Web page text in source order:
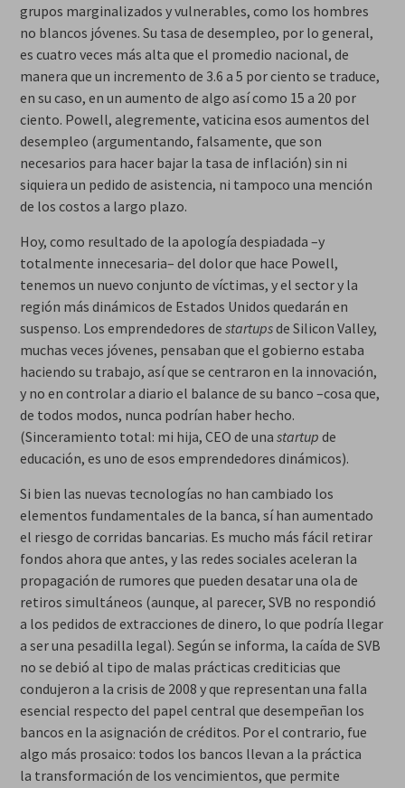
grupos marginalizados y vulnerables, como los hombres
no blancos jóvenes. Su tasa de desempleo, por lo general,
es cuatro veces más alta que el promedio nacional, de
manera que un incremento de 3.6 a 5 por ciento se traduce,
en su caso, en un aumento de algo así como 15 a 20 por
ciento. Powell, alegremente, vaticina esos aumentos del
desempleo (argumentando, falsamente, que son
necesarios para hacer bajar la tasa de inflación) sin ni
siquiera un pedido de asistencia, ni tampoco una mención
de los costos a largo plazo.
Hoy, como resultado de la apología despiadada –y
totalmente innecesaria– del dolor que hace Powell,
tenemos un nuevo conjunto de víctimas, y el sector y la
región más dinámicos de Estados Unidos quedarán en
suspenso. Los emprendedores de startupsde Silicon Valley,
muchas veces jóvenes, pensaban que el gobierno estaba
haciendo su trabajo, así que se centraron en la innovación,
y no en controlar a diario el balance de su banco –cosa que,
de todos modos, nunca podrían haber hecho.
(Sinceramiento total: mi hija, CEO de una startup de
educación, es uno de esos emprendedores dinámicos).
Si bien las nuevas tecnologías no han cambiado los
elementos fundamentales de la banca, sí han aumentado
el riesgo de corridas bancarias. Es mucho más fácil retirar
fondos ahora que antes, y las redes sociales aceleran la
propagación de rumores que pueden desatar una ola de
retiros simultáneos (aunque, al parecer, SVB no respondió
a los pedidos de extracciones de dinero, lo que podría llegar
a ser una pesadilla legal). Según se informa, la caída de SVB
no se debió al tipo de malas prácticas crediticias que
condujeron a la crisis de 2008 y que representan una falla
esencial respecto del papel central que desempeñan los
bancos en la asignación de créditos. Por el contrario, fue
algo más prosaico: todos los bancos llevan a la práctica
la transformación de los vencimientos, que permite